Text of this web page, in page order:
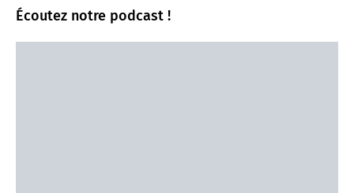
Écoutez notre podcast !